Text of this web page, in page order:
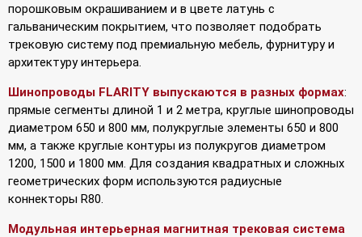
порошковым окрашиванием и в цвете латунь с
гальваническим покрытием, что позволяет подобрать
трековую систему под премиальную мебель, фурнитуру и
архитектуру интерьера.
Шинопроводы FLARITY выпускаются в разных формах:
прямые сегменты длиной 1 и 2 метра, круглые шинопроводы
диаметром 650 и 800 мм, полукруглые элементы 650 и 800
мм, а также круглые контуры из полукругов диаметром
1200, 1500 и 1800 мм. Для создания квадратных и сложных
геометрических форм используются радиусные
коннекторы R80.
Модульная интерьерная магнитная трековая система